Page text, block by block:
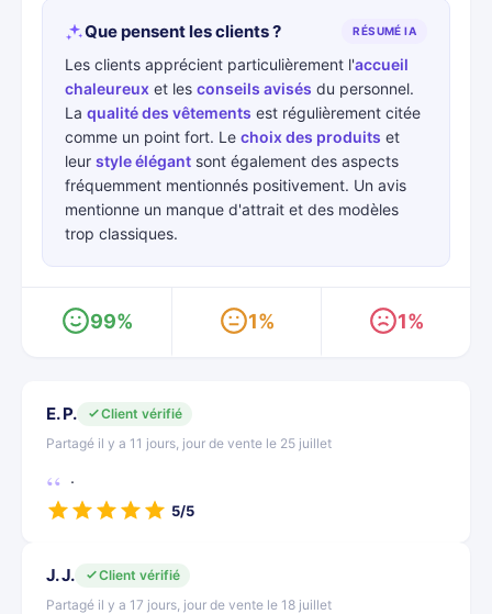
Que pensent les clients ? RÉSUMÉ IA
Les clients apprécient particulièrement l'accueil
chaleureux et les conseils avisés du personnel.
La qualité des vêtements est régulièrement citée
comme un point fort. Le choix des produits et
leur style élégant sont également des aspects
fréquemment mentionnés positivement. Un avis
mentionne un manque d'attrait et des modèles
trop classiques.
99% 1% 1%
E. P.
Client vérifié
Partagé il y a 11 jours, jour de vente le 25 juillet
.
5/5
J. J.
Client vérifié
Partagé il y a 17 jours, jour de vente le 18 juillet